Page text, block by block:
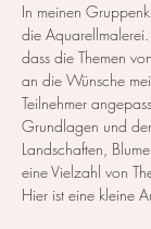
In meinen
die
dass die Themen
an die Wünsche
Teilnehmer
Grundlagen und
Landschaften,
eine Vielzahl von
Hier ist eine kleine